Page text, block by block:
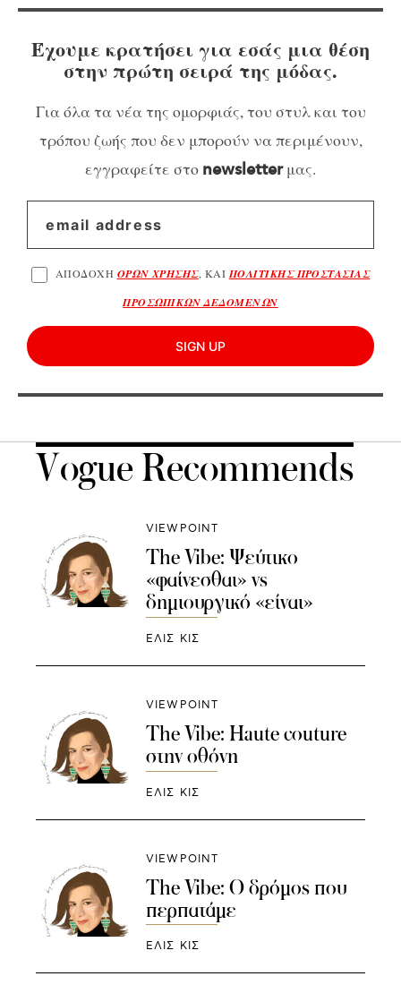
Έχουμε κρατήσει για εσάς μια θέση
στην πρώτη σειρά της μόδας.
Για όλα τα νέα της ομορφιάς, του στυλ και του
τρόπου ζωής που δεν μπορούν να περιμένουν,
εγγραφείτε στο newsletterμας.
ΑΠΟΔΟΧΗ ΟΡΩΝ ΧΡΗΣΗΣ, ΚΑΙΠΟΛΙΤΙΚΗΣ ΠΡΟΣΤΑΣΙΑΣ
ΠΡΟΣΩΠΙΚΩΝ ΔΕΔΟΜΕΝΩΝ
SIGN UP
Vogue Recommends
VIEWPOINT
The Vibe: Ψεύτικο
«φαίνεσθαι» vs
δημιουργικό «είναι»
ΕΛΙΣ ΚΙΣ
VIEWPOINT
The Vibe: Haute couture
στην οθόνη
ΕΛΙΣ ΚΙΣ
VIEWPOINT
The Vibe: Ο δρόμος που
περπατάμε
ΕΛΙΣ ΚΙΣ